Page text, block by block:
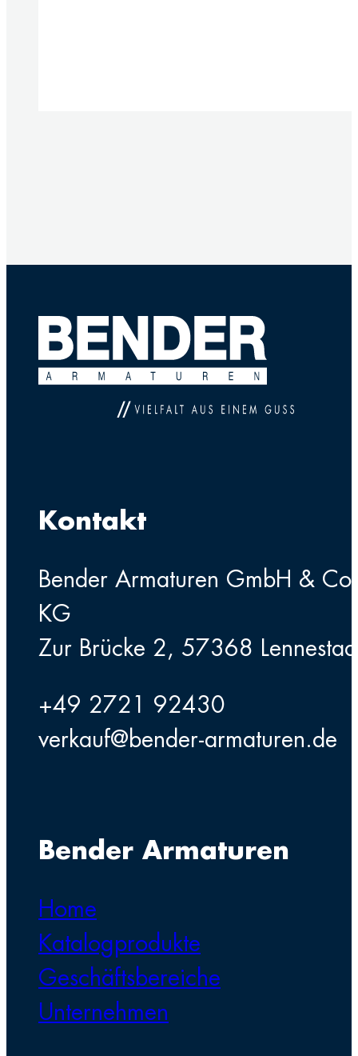
Kontakt
Bender Armaturen GmbH & Co.
KG
Zur Brücke 2, 57368
+49 2721 92430
verkauf@bender-armaturen.de
Bender Armaturen
Home
Katalogprodukte
Geschäftsbereiche
Unternehmen